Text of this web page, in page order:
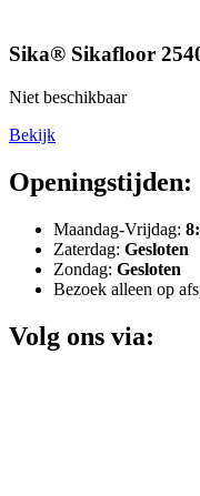
Sika® Sikafloor
Niet beschikbaar
Bekijk
Openingstijden:
Maandag-Vrijdag:
Zaterdag: Gesloten
Zondag: Gesloten
Bezoek alleen op
Volg ons via: